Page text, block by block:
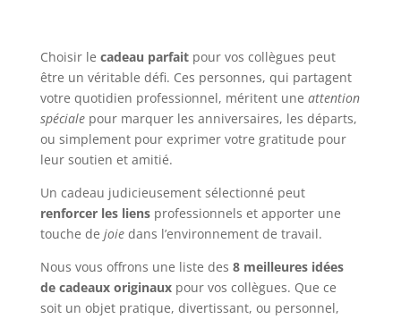
Choisir le cadeau parfaitpour vos collègues peut
être un véritable défi. Ces personnes, qui partagent
votre quotidien professionnel, méritent une attention
spécialepour marquer les anniversaires, les départs,
ou simplement pour exprimer votre gratitude pour
leur soutien et amitié.
Un cadeau judicieusement sélectionné peut
renforcer les liensprofessionnels et apporter une
touche de joiedans l’environnement de travail.
Nous vous offrons une liste des 8 meilleures idées
de cadeaux originauxpour vos collègues. Que ce
soit un objet pratique, divertissant, ou personnel,